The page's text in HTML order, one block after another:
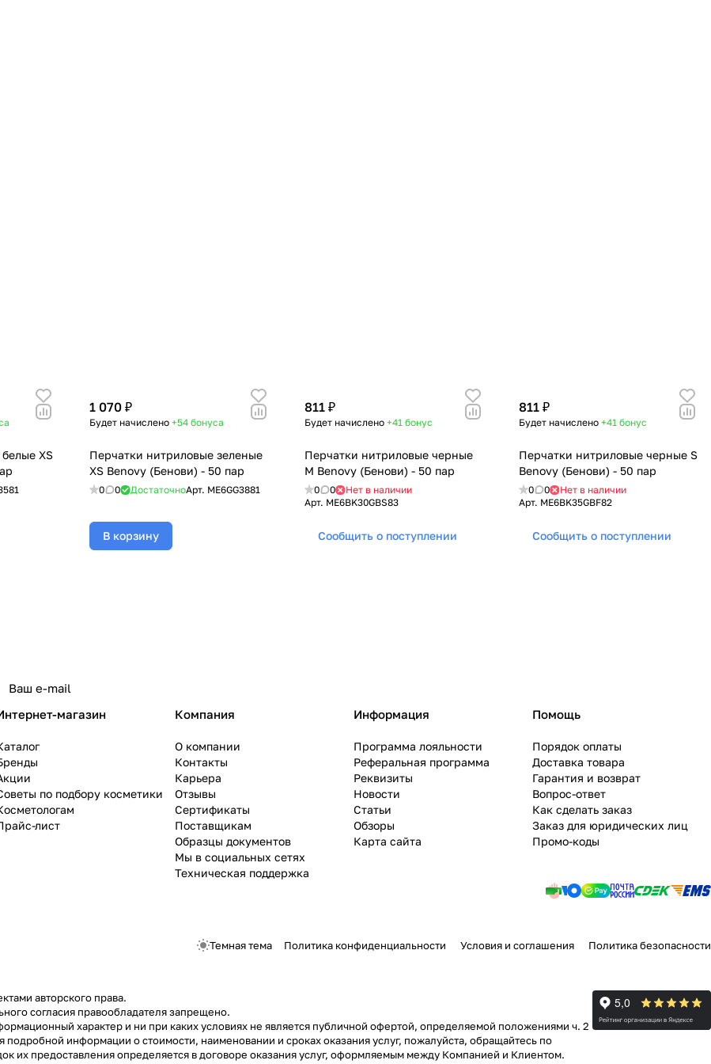
XS
1 070 ₽
Будет начислено +54 бонуса
Перчатки нитриловые зеленые
XS Benovy (Бенови) - 50 пар
0 0 ДостаточноАрт. ME6GG3881
В корзину
811 ₽
Будет начислено +41 бонус
Перчатки нитриловые черные
M Benovy (Бенови) - 50 пар
0 0
Нет в наличии
Арт. ME6BK30GBS83
Сообщить о поступлении
811 ₽
Будет начислено +41 бонус
Перчатки нитриловые черные S
Benovy (Бенови) - 50 пар
0 0
Нет в наличии
Арт. ME6BK35GBF82
Сообщить о поступлении
магазин
по подбору косметики
лист
Компания
О компании
Контакты
Карьера
Отзывы
Сертификаты
Поставщикам
Образцы документов
Мы в социальных сетях
Техническая поддержка
Информация
Программа лояльности
Реферальная программа
Реквизиты
Новости
Статьи
Обзоры
Карта сайта
Помощь
Порядок оплаты
Доставка товара
Гарантия и возврат
Вопрос-ответ
Как сделать заказ
Заказ для юридических лиц
Промо-коды
Темная тема Политика конфиденциальности Условия и соглашения Политика безопасности
авторского права.
согласия правообладателя запрещено.
характер и ни при каких условиях не является публичной офертой, определяемой положениями ч. 2
информации о стоимости, наименовании и сроках оказания услуг, пожалуйста, обращайтесь по
их предоставления определяется в договоре оказания услуг, оформляемым между Компанией и Клиентом.